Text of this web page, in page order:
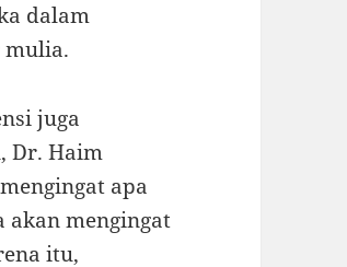
dalam
mulia.
juga
Dr. Haim
apa
akan mengingat
itu,